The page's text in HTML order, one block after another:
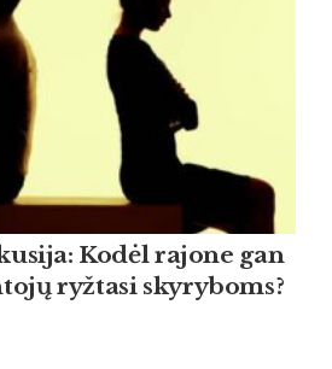
Kodėl rajone gan
ryžtasi skyryboms?